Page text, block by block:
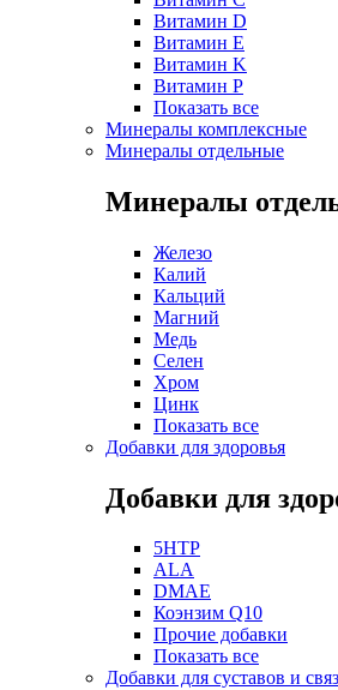
Витамин D
Витамин E
Витамин K
Витамин P
Показать все
Минералы комплексные
Минералы отдельные
Минералы
Железо
Калий
Кальций
Магний
Медь
Селен
Хром
Цинк
Показать все
Добавки для здоровья
Добавки для
5HTP
ALA
DMAE
Коэнзим Q10
Прочие добавки
Показать все
Добавки для суставов и